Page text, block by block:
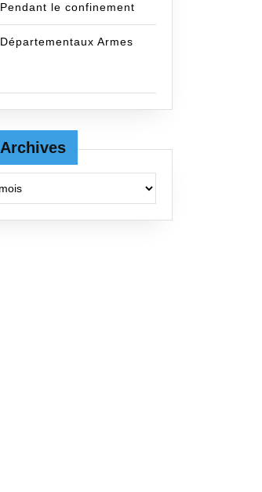
Pendant le confinement
Départementaux Armes
Archives